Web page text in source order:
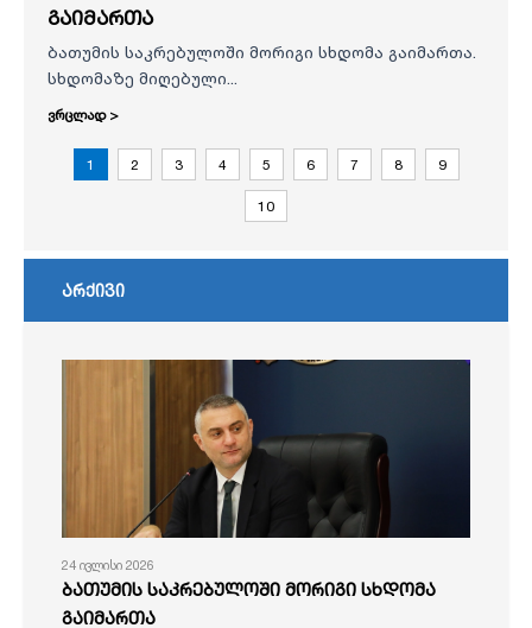
გაიმართა
ბათუმის საკრებულოში მორიგი სხდომა გაიმართა.
სხდომაზე მიღებული...
ვრცლად >
1 2 3 4 5 6 7 8 9
10
არქივი
24 ივლისი 2026
ბათუმის საკრებულოში მორიგი სხდომა
გაიმართა